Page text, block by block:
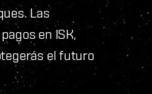
Las
en ISK,
el futuro